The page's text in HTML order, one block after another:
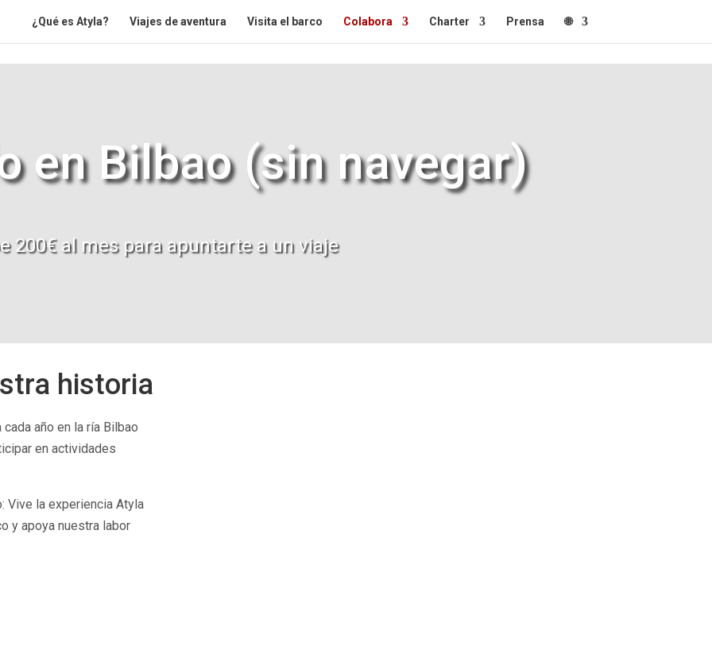
¿Qué es Atyla? Viajes de aventura Visita el barco Colabora Charter Prensa 🌐
en Bilbao (sin navegar)
200€ al mes para apuntarte a un viaje
historia
año en la ría Bilbao
en actividades
Vive la experiencia Atyla
y apoya nuestra labor